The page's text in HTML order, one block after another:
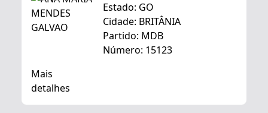
Estado: GO
Cidade: BRITÂNIA
Partido: MDB
Número: 15123
Mais
detalhes